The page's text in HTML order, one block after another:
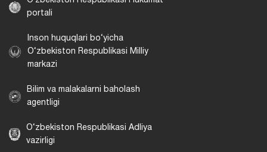
portali
Inson huquqlari bo‘yicha
O‘zbekiston Respublikasi Milliy
markazi
Bilim va malakalarni baholash
agentligi
O‘zbekiston Respublikasi Adliya
vazirligi